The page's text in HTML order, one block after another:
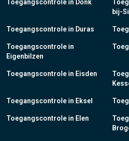
Toegangscontrole in Donk
Toegangscontrole in Duras
Toegangscontrole in
Eigenbilzen
Toegangscontrole in Eisden
Toegangscontrole in Eksel
Toegangscontrole in Elen
bij-